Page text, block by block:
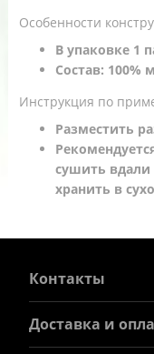
Особенности
В упаковке 1
Состав: 100%
Инструкция по
Разместить
сушить вдали
хранить в
Контакты
Доставка и